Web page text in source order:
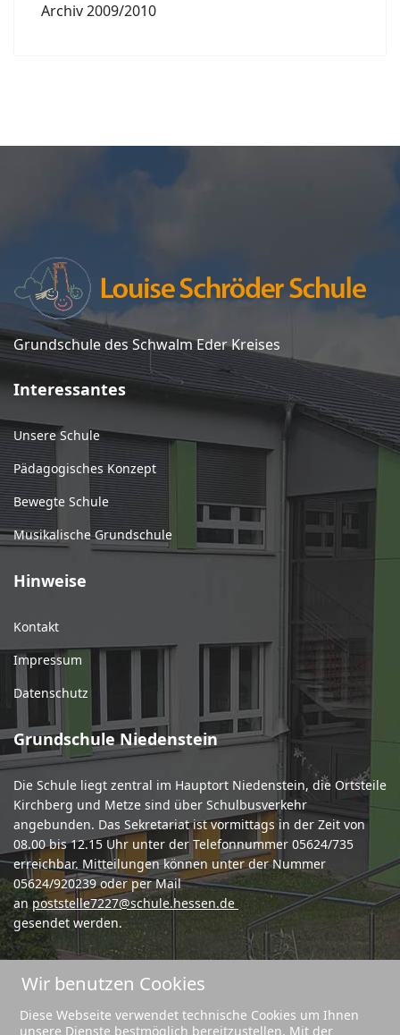
Archiv 2009/2010
Grundschule des Schwalm Eder Kreises
Interessantes
Unsere Schule
Pädagogisches Konzept
Bewegte Schule
Musikalische Grundschule
Hinweise
Kontakt
Impressum
Datenschutz
Grundschule Niedenstein
Die Schule liegt zentral im Hauptort Niedenstein, die Ortsteile
Kirchberg und Metze sind über Schulbusverkehr
angebunden. Das Sekretariat ist vormittags in der Zeit von
08.00 bis 12.15 Uhr unter der Telefonnummer 05624/735
erreichbar. Mitteilungen können unter der Nummer
05624/920239 oder per Mail
anpoststelle7227@schule.hessen.de
gesendet werden.
Wir benutzen Cookies
Diese Webseite verwendet technische Cookies um Ihnen
unsere Dienste bestmöglich bereitzustellen. Mit der